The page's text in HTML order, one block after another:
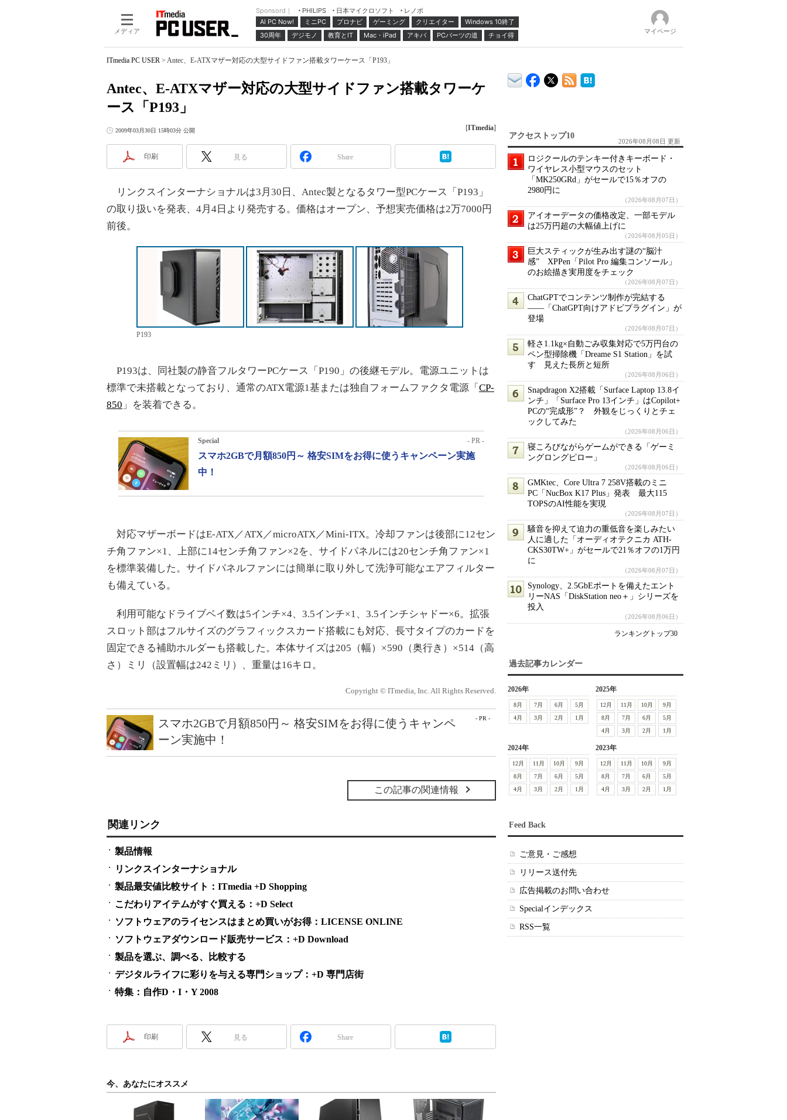
メディア
Sponsord｜ PHILIPS 日本マイクロソフト
レノボ
AI PC Now!
ミニPC プロナビ ゲーミング クリエイター
Windows 10終了
30周年
デジモノ 教育とIT Mac・iPad アキバ PCパーツの道 チョイ得 マイページ
ITmedia PC USER > Antec、E-ATXマザー対応の大型サイドファン搭載タワーケース「P193」
Antec、E-ATXマザー対応の大型サイドファン搭載タワーケ
ース「P193」
2009年03月30日 15時03分 公開 [ITmedia]
印刷 見る Share
リンクスインターナショナルは3月30日、Antec製となるタワー型PCケース「P193」
の取り扱いを発表、4月4日より発売する。価格はオープン、予想実売価格は2万7000円
前後。
P193
P193は、同社製の静音フルタワーPCケース「P190」の後継モデル。電源ユニットは
標準で未搭載となっており、通常のATX電源1基または独自フォームファクタ電源「 CP-
850 」を装着できる。
Special - PR -
スマホ2GBで月額850円～ 格安SIMをお得に使うキャンペーン実施
中！
対応マザーボードはE-ATX／ATX／microATX／Mini-ITX。冷却ファンは後部に12セン
チ角ファン×1、上部に14センチ角ファン×2を、サイドパネルには20センチ角ファン×1
を標準装備した。サイドパネルファンには簡単に取り外して洗浄可能なエアフィルター
も備えている。
利用可能なドライブベイ数は5インチ×4、3.5インチ×1、3.5インチシャドー×6。拡張
スロット部はフルサイズのグラフィックスカード搭載にも対応、長寸タイプのカードを
固定できる補助ホルダーも搭載した。本体サイズは205（幅）×590（奥行き）×514（高
さ）ミリ（設置幅は242ミリ）、重量は16キロ。
Copyright © ITmedia, Inc. All Rights Reserved.
- PR -
スマホ2GBで月額850円～ 格安SIMをお得に使うキャンペ
ーン実施中！
この記事の関連情報
関連リンク
製品情報
リンクスインターナショナル
製品最安値比較サイト：ITmedia +D Shopping
こだわりアイテムがすぐ買える：+D Select
ソフトウェアのライセンスはまとめ買いがお得：LICENSE ONLINE
ソフトウェアダウンロード販売サービス：+D Download
製品を選ぶ、調べる、比較する
デジタルライフに彩りを与える専門ショップ：+D 専門店街
特集：自作D・I・Y 2008
印刷 見る Share
今、あなたにオススメ
アクセストップ10
2026年08月08日 更新
ロジクールのテンキー付きキーボード・
ワイヤレス小型マウスのセット
「MK250GRd」がセールで15％オフの
2980円に
（2026年08月07日）
アイオーデータの価格改定、一部モデル
は25万円超の大幅値上げに
（2026年08月05日）
巨大スティックが生み出す謎の“脳汁
感” XPPen「Pilot Pro 編集コンソール」
のお絵描き実用度をチェック
（2026年08月07日）
ChatGPTでコンテンツ制作が完結する
――「ChatGPT向けアドビプラグイン」が
登場
（2026年08月07日）
軽さ1.1kg×自動ごみ収集対応で5万円台の
ペン型掃除機「Dreame S1 Station」を試
す 見えた長所と短所
（2026年08月06日）
Snapdragon X2搭載「Surface Laptop 13.8イ
ンチ」「Surface Pro 13インチ」はCopilot+
PCの“完成形”？ 外観をじっくりとチェ
ックしてみた
（2026年08月06日）
寝ころびながらゲームができる「ゲーミ
ングロングピロー」
（2026年08月06日）
GMKtec、Core Ultra 7 258V搭載のミニ
PC「NucBox K17 Plus」発表 最大115
TOPSのAI性能を実現
（2026年08月07日）
騒音を抑えて迫力の重低音を楽しみたい
人に適した「オーディオテクニカ ATH-
CKS30TW+」がセールで21％オフの1万円
に
（2026年08月07日）
Synology、2.5GbEポートを備えたエント
リーNAS「DiskStation neo＋」シリーズを
投入
（2026年08月06日）
ランキングトップ30
過去記事カレンダー
2026年
8月 7月 6月
5月
4月
3月 2月 1月
2025年
12月 11月 10月
9月
8月
7月 6月
5月
4月
3月 2月 1月
2024年
12月 11月 10月
9月
8月
7月 6月
5月
4月
3月 2月 1月
2023年
12月 11月 10月
9月
8月
7月 6月
5月
4月
3月 2月 1月
Feed Back
ご意見・ご感想
リリース送付先
広告掲載のお問い合わせ
Specialインデックス
RSS一覧